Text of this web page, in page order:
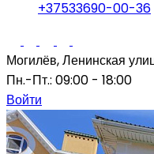
+37533690-00-36
Могилёв, Ленинская
Пн.-Пт.: 09:00 - 18:00
Войти